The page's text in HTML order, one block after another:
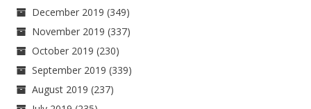
December 2019 (349)
November 2019 (337)
October 2019 (230)
September 2019 (339)
August 2019 (237)